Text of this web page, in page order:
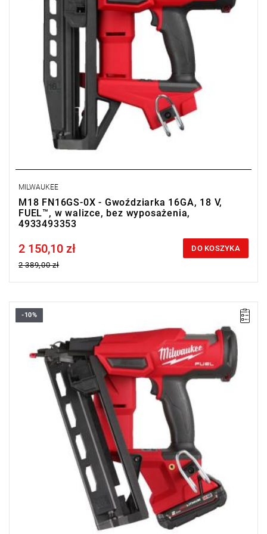
MILWAUKEE
M18 FN16GS-0X - Gwoździarka 16GA, 18 V,
FUEL™, w walizce, bez wyposażenia,
4933493353
Price tax included
2 150,10 zł
2 389,00 zł
DO KOSZYKA
Ta gwoździarka posiada najlepszą w swojej klasie moc, która
pozwala na seryjne wbijanie sztyftów na określoną głębokość.
Kup produkt objęty promocją MILWAUKEE® Redemption Classic,
zarejestruj fakturę i odbierz dodatkowy akumulator za 2 zł.
Promocja wyłącznie dla podmiotów posiadających NIP.
Sprawdź szczegóły promocji.
-10%